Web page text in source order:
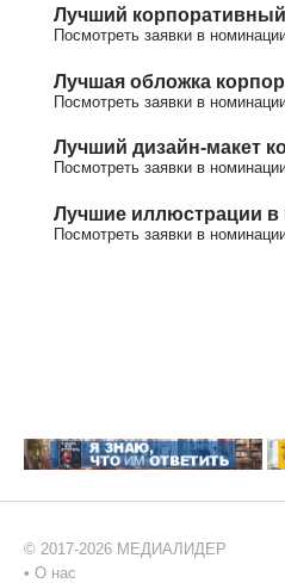
Лучший
Посмотреть заявки в
Лучшая обложка
Посмотреть заявки в
Лучший дизайн-макет
Посмотреть заявки в
Лучшие иллюстрации
Посмотреть заявки в
© 2017-2026 МЕДИАЛИДЕР
• О нас